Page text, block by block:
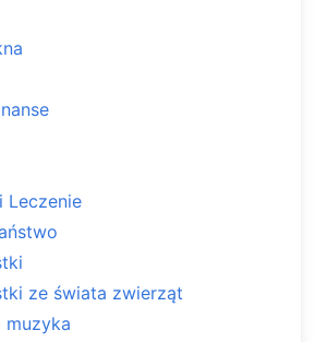
Leczenie
ze świata zwierząt
muzyka